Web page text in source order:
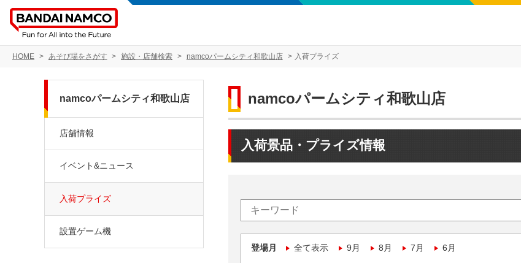
HOME あそび場をさがす 施設・店舗検索 namcoパームシティ和歌山店 入荷プライズ
namcoパームシティ和歌山店
入荷景品・プライズ情報
登場月 全て表示 9月 8月 7月 6月
namcoパームシティ和歌山店
店舗情報
イベント&ニュース
入荷プライズ
設置ゲーム機